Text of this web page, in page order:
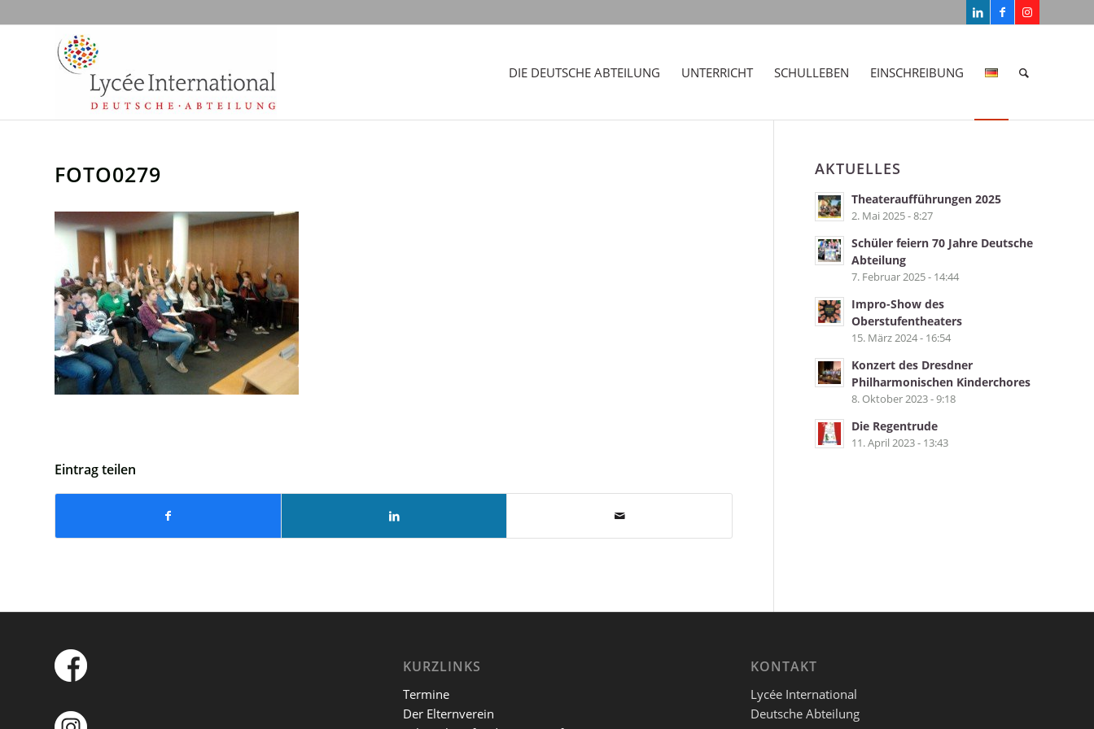
DIE DEUTSCHE ABTEILUNG UNTERRICHT SCHULLEBEN EINSCHREIBUNG
FOTO0279
Eintrag teilen
AKTUELLES
Theateraufführungen 2025
2. Mai 2025 - 8:27
Schüler feiern 70 Jahre Deutsche
Abteilung
7. Februar 2025 - 14:44
Impro-Show des
Oberstufentheaters
15. März 2024 - 16:54
Konzert des Dresdner
Philharmonischen Kinderchores
8. Oktober 2023 - 9:18
Die Regentrude
11. April 2023 - 13:43
KURZLINKS
Termine
Der Elternverein
KONTAKT
Lycée International
Deutsche Abteilung